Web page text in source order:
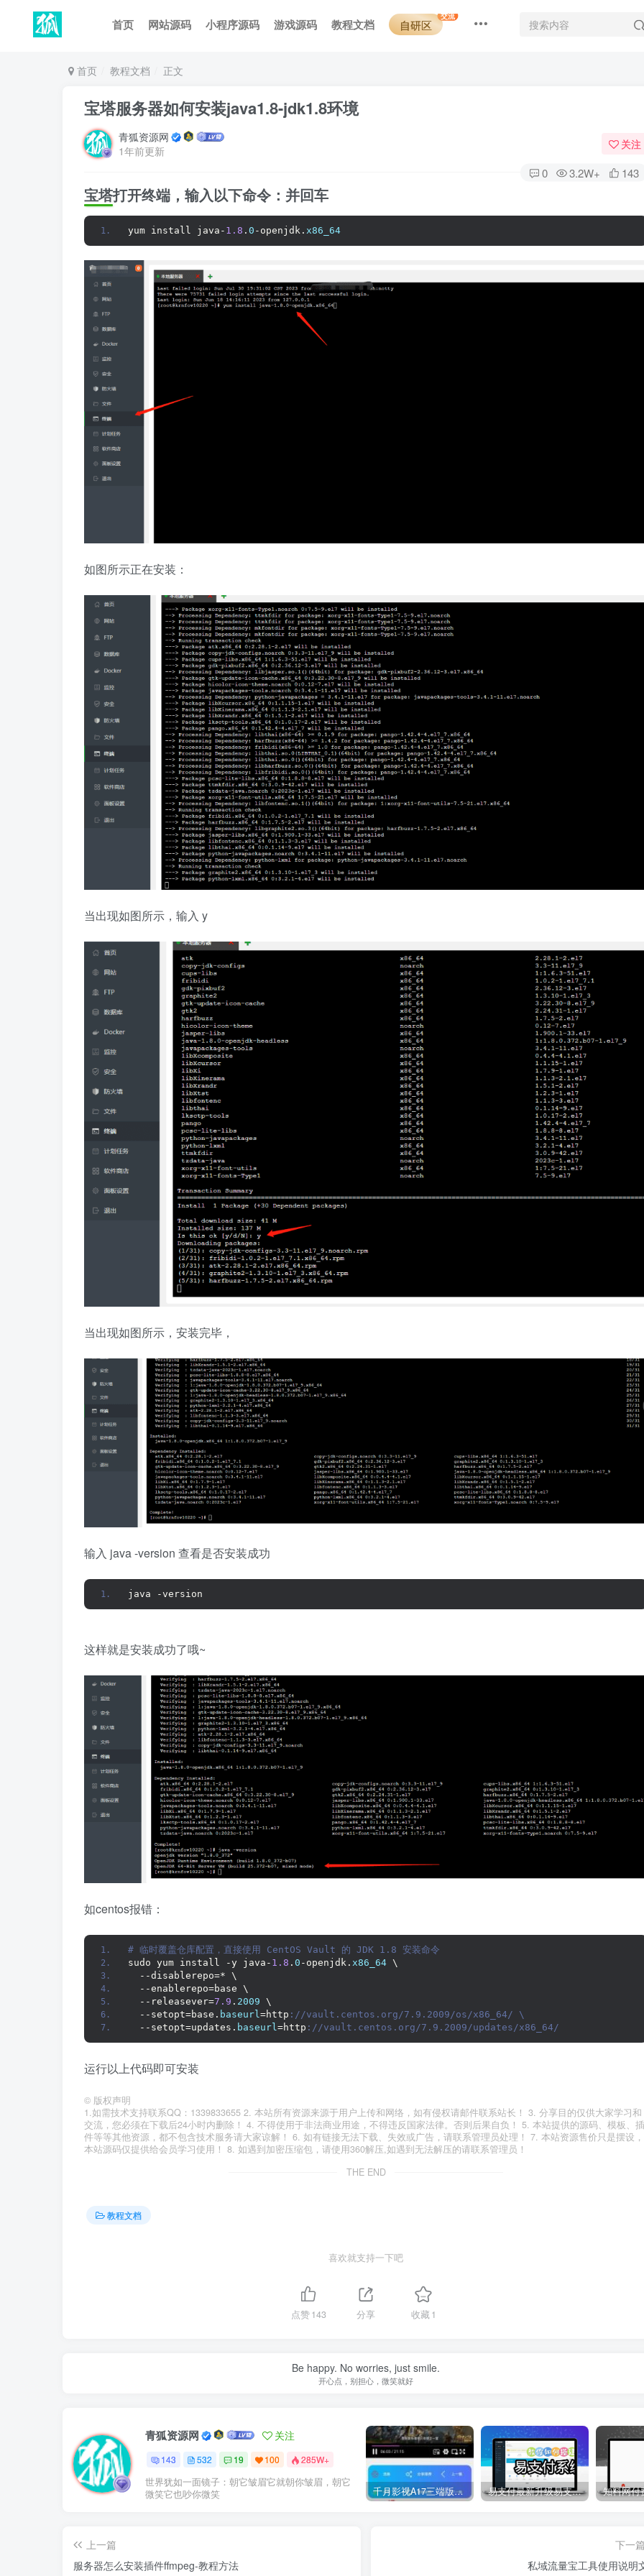
首页 网站源码 小程序源码 游戏源码 教程文档 自研区
交流
首页 教程文档 正文
宝塔服务器如何安装java1.8-jdk1.8环境
青狐资源网
1年前更新
关注
0 3.2W+ 143
宝塔打开终端，输入以下命令：并回车
yum install java- 1.8 . 0 -openjdk. x86_64
如图所示正在安装：
当出现如图所示，输入 y
当出现如图所示，安装完毕，
输入 java -version 查看是否安装成功
java -version
这样就是安装成功了哦~
如centos报错：
# 临时覆盖仓库配置，直接使用 CentOS Vault 的 JDK 1.8 安装命令
sudo yum install -y java- 1.8 . 0 -openjdk. x86_64 \
  --disablerepo=* \
  --enablerepo=base \
  --releasever=
7.9 . 2009 \
  --setopt=base.
baseurl =http ://vault.centos.org/7.9.2009/os/x86_64/ \
  --setopt=updates.
baseurl =http ://vault.centos.org/7.9.2009/updates/x86_64/
运行以上代码即可安装
© 版权声明
1.如需技术支持联系QQ：1339833655 2. 本站所有资源来源于用户上传和网络，如有侵权请邮件联系站长！ 3. 分享目的仅供大家学习和
交流，您必须在下载后24小时内删除！ 4. 不得使用于非法商业用途，不得违反国家法律。否则后果自负！ 5. 本站提供的源码、模板、插
件等等其他资源，都不包含技术服务请大家谅解！ 6. 如有链接无法下载、失效或广告，请联系管理员处理！ 7. 本站资源售价只是摆设，
本站源码仅提供给会员学习使用！ 8. 如遇到加密压缩包，请使用360解压,如遇到无法解压的请联系管理员！
THE END
教程文档
喜欢就支持一下吧
点赞143 分享 收藏1
Be happy. No worries, just smile.
开心点，别担心，微笑就好
青狐资源网 关注
143 532 19 100 285W+
世界犹如一面镜子：朝它皱眉它就朝你皱眉，朝它
微笑它也吵你微笑
千月影视A17三端版本苹果安卓H5源码详细搭建教程视频 易支付最新升级易支付系统源码-全插件-长期更新新增功能
上一篇
服务器怎么安装插件ffmpeg-教程方法
下一
私域流量宝工具使用说明